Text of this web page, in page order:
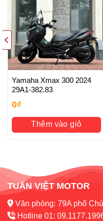
– Giá thành hợp lý
– Xe chất lượng tốt, chất
hành tuyệt đối Máy
– Dịch vụ tốt nhất: Các
việc 24/24)
HỖ TRỢ KHÁCH HÀNG
– Hỗ Trợ Làm bằng A2: PKL
Yamaha Xmax 300 2024
29A1-382.83
0₫
Thêm vào giỏ
TUẤN VIỆT MOTOR
Văn phòng: 79A phố
Hotline 01: